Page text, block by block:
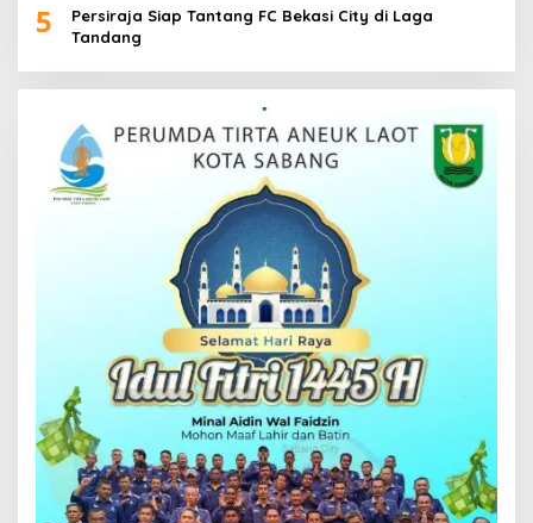
5
Persiraja Siap Tantang FC Bekasi City di Laga
Tandang